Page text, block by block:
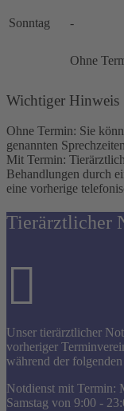
Sonntag -
Ohne
Wichtiger Hinweis
Ohne Termin: Sie
genannten
Mit Termin:
Behandlungen durch
eine vorherige
Tierärztlicher
Unser tierärztlicher
vorheriger
während der
Notdienst mit Termin:
Samstag von 9:00 -